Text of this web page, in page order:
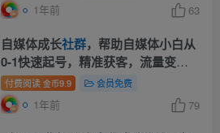
1年前 63
自媒体成长社群，帮助自媒体小白从
0-1快速起号，精准获客，流量变
现，全方位提升
付费阅读 金币9.9 会员免费
1年前 79